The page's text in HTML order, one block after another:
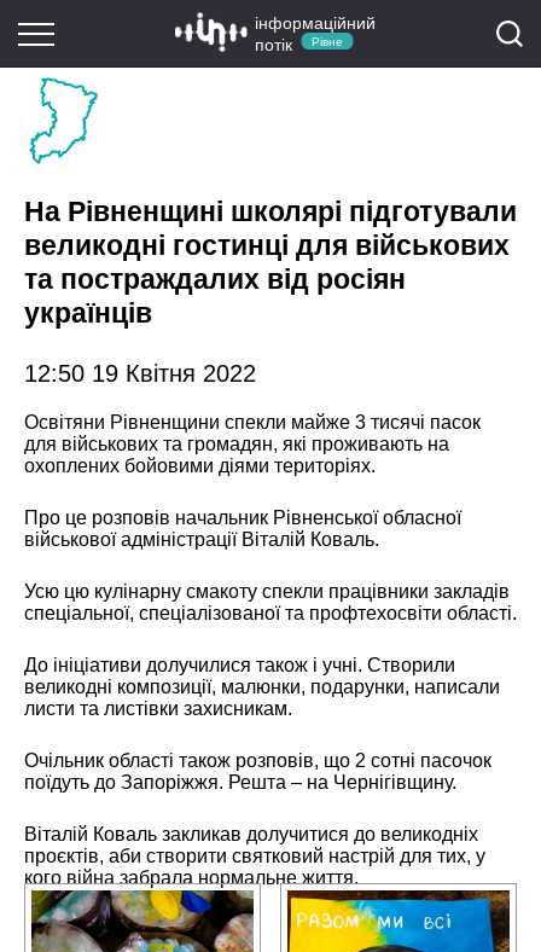
інформаційний
потік
Рівне
На Рівненщині школярі підготували
великодні гостинці для військових
та постраждалих від росіян
українців
12:50 19 Квітня 2022
Освітяни Рівненщини спекли майже 3 тисячі пасок
для військових та громадян, які проживають на
охоплених бойовими діями територіях.
Про це розповів начальник Рівненської обласної
військової адміністрації Віталій Коваль.
Усю цю кулінарну смакоту спекли працівники закладів
спеціальної, спеціалізованої та профтехосвіти області.
До ініціативи долучилися також і учні. Створили
великодні композиції, малюнки, подарунки, написали
листи та листівки захисникам.
Очільник області також розповів, що 2 сотні пасочок
поїдуть до Запоріжжя. Решта – на Чернігівщину.
Віталій Коваль закликав долучитися до великодніх
проєктів, аби створити святковий настрій для тих, у
кого війна забрала нормальне життя.